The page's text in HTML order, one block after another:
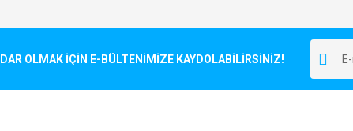
OLMAK İÇİN E-BÜLTENİMİZE KAYDOLABİLİRSİNİZ!